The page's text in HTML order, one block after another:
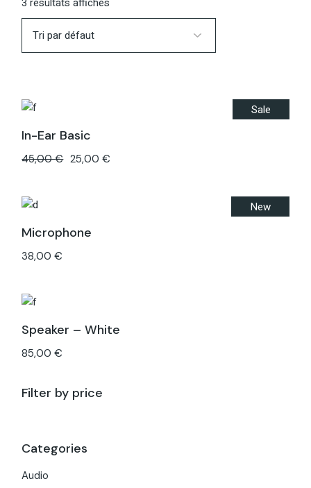
Sale
In-Ear Basic
45,00€
Le
était :
45,00 €.
25,00€
Le
est :
25,00 €. New
Microphone
38,00€
Speaker – White
85,00€
Filter by price
Categories
Audio